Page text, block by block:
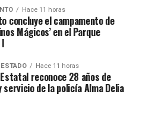
Hace 11 horas
concluye el campamento de
Mágicos’ en el Parque
I
Hace 11 horas
reconoce 28 años de
de la policía Alma Delia